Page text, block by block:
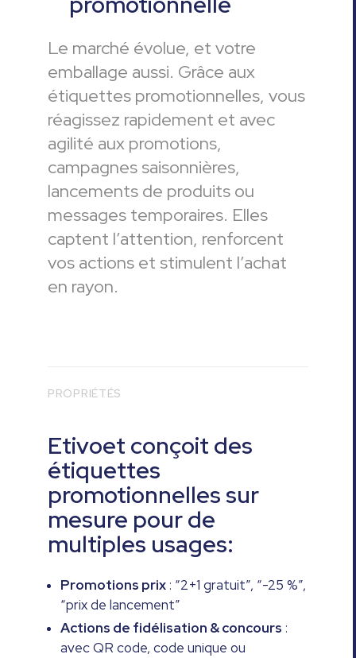
Le marché évolue, et votre
emballage aussi. Grâce aux
étiquettes promotionnelles, vous
réagissez rapidement et avec
agilité aux promotions,
campagnes saisonnières,
lancements de produits ou
messages temporaires. Elles
captent l’attention, renforcent
vos actions et stimulent l’achat
en rayon.
PROPRIÉTÉS
Etivoet conçoit des
étiquettes
promotionnelles sur
mesure pour de
multiples usages:
Promotions prix : “2+1 gratuit”, “-25 %”,
“prix de lancement”
Actions de fidélisation & concours :
avec QR code, code unique ou